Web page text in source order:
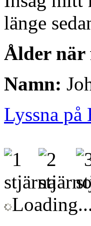
länge
Ålder när
Namn:
Lyssna på